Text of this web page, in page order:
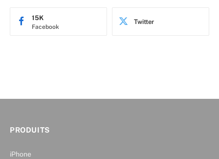
Facebook
15K Twitter
PRODUITS
iPhone